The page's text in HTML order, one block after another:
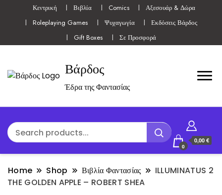
Κεντρική Βιβλία Comics
Αξεσουάρ & Δώρα
Roleplaying Games
Ψυχαγωγία
Εκδόσεις Βάρδος
Gift Boxes
Σε Προσφορά
Βάρδος
Έδρα της Φαντασίας
0
0,00 €
Home Shop Βιβλία Φαντασίας
ILLUMINATUS 2
THE GOLDEN APPLE – ROBERT SHEA